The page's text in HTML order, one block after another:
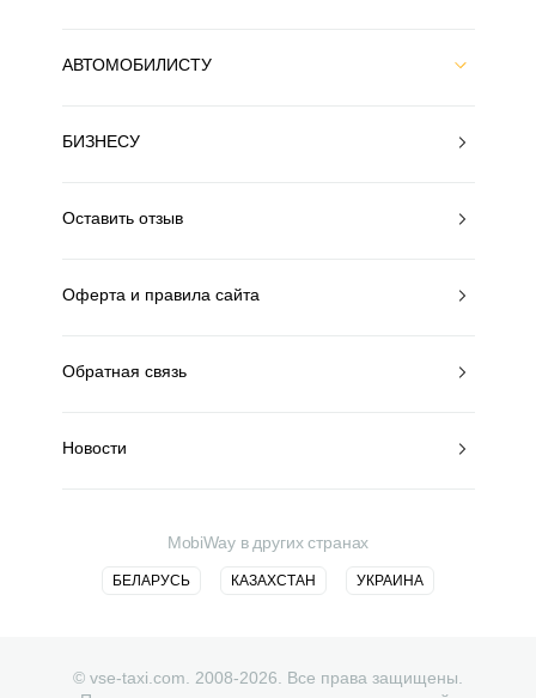
АВТОМОБИЛИСТУ
БИЗНЕСУ
Оставить отзыв
Оферта и правила сайта
Обратная связь
Новости
MobiWay в других странах
БЕЛАРУСЬ КАЗАХСТАН УКРАИНА
© vse-taxi.com. 2008-2026. Все права защищены.